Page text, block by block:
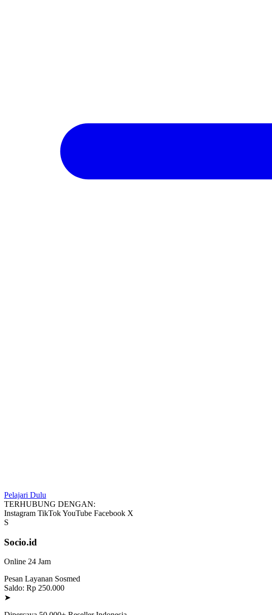
Pelajari Dulu
TERHUBUNG DENGAN:
Instagram TikTokYouTube Facebook X
S
Socio.id
Online 24 Jam
Pesan Layanan Sosmed
Saldo: Rp 250.000
➤